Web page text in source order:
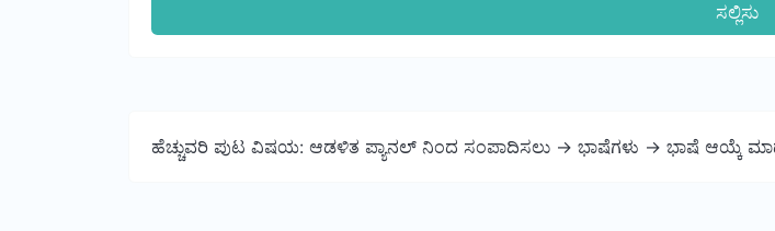
ಸಲ್ಲಿಸು
ಹೆಚ್ಚುವರಿ ಪುಟ ವಿಷಯ: ಆಡಳಿತ ಪ್ಯಾನಲ್ ನಿಂದ ಸಂಪಾದಿಸಲು -> ಭಾಷೆಗಳು -> ಭಾಷೆ ಆಯ್ಕೆ